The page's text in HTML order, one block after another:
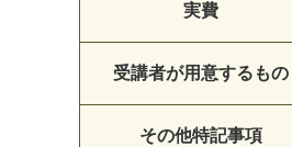
実費
受講者が用意するもの
その他特記事項